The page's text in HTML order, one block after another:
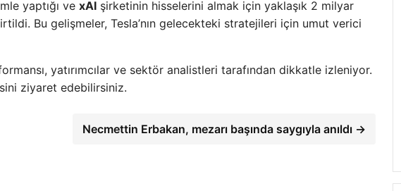
yaptığı ve xAI şirketinin hisselerini almak için yaklaşık 2 milyar
Bu gelişmeler, Tesla’nın gelecekteki stratejileri için umut verici
yatırımcılar ve sektör analistleri tarafından dikkatle izleniyor.
ziyaret edebilirsiniz.
Necmettin Erbakan, mezarı başında saygıyla anıldı →